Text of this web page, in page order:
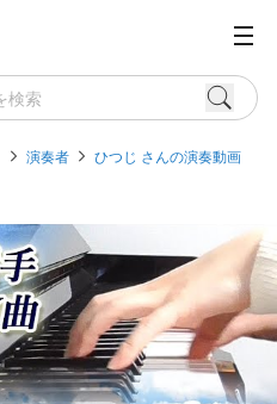
演奏者
ひつじ さんの演奏動画